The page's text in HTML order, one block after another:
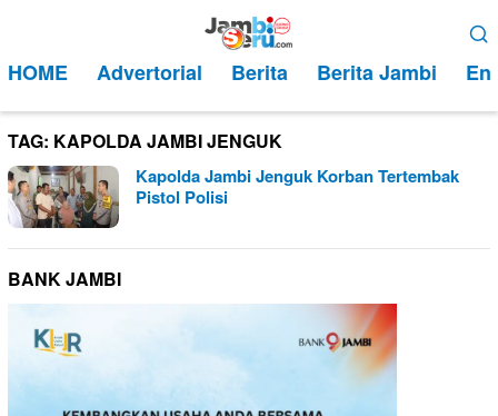
kontenMobile
HOME Advertorial Berita Berita Jambi
TAG: KAPOLDA JAMBI JENGUK
Kapolda Jambi Jenguk Korban Tertembak
Pistol Polisi
BANK JAMBI